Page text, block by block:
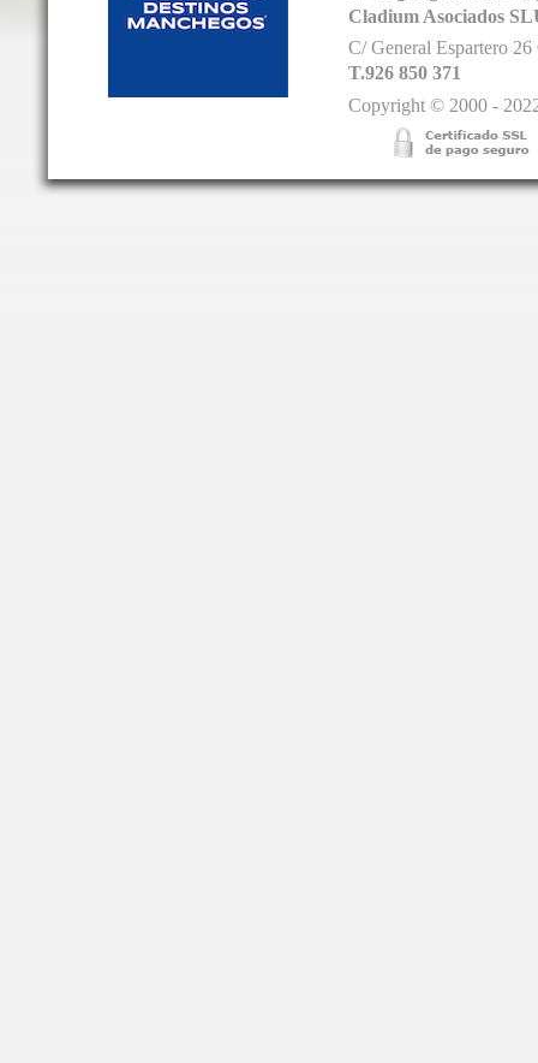
Cladium Asociados
C/ General Espartero
T.926 850 371
Copyright © 2000 -